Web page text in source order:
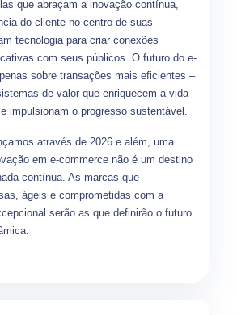
que abraçam a inovação contínua,
do cliente no centro de suas
tecnologia para criar conexões
com seus públicos. O futuro do e-
sobre transações mais eficientes –
de valor que enriquecem a vida
impulsionam o progresso sustentável.
através de 2026 e além, uma
em e-commerce não é um destino
contínua. As marcas que
ágeis e comprometidas com a
serão as que definirão o futuro